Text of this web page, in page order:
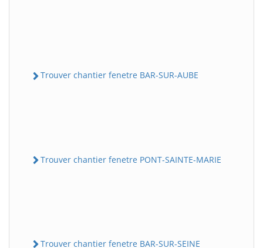
Trouver chantier fenetre BAR-SUR-AUBE
Trouver chantier fenetre PONT-SAINTE-MARIE
Trouver chantier fenetre BAR-SUR-SEINE